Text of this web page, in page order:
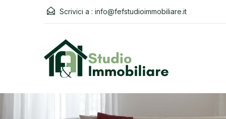
Scrivici a : info@fefstudioimmobiliare.it